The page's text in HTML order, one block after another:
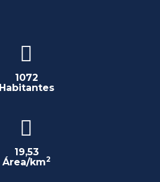
1072
Habitantes
19,53
Área/km2